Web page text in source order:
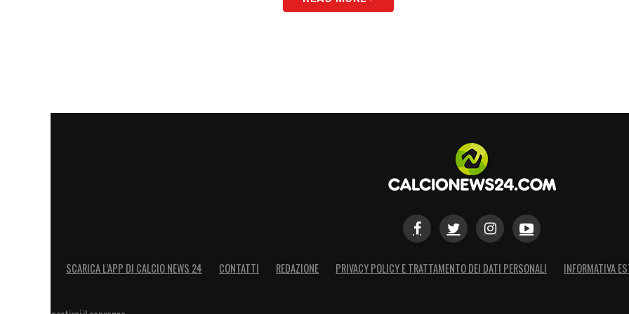
SCARICA L’APP DI CALCIO NEWS 24 CONTATTI REDAZIONE PRIVACY POLICY E TRATTAMENTO DEI DATI PERSONALI INFORMATIVA